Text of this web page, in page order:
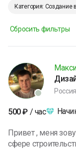
Категория: Создание
Сбросить фильтры
500₽ / час
Привет , меня
сфере